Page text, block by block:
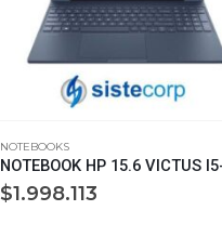
NOTEBOOKS
$1.998.113